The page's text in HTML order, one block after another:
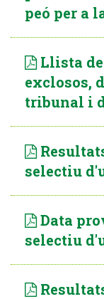
peó per a
Llista
exclosos,
tribunal i
selectiu
Data
selectiu